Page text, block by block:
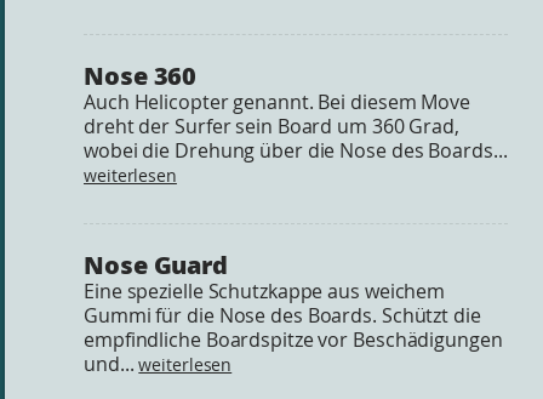
Nose 360
Auch Helicopter genannt. Bei diesem Move
dreht der Surfer sein Board um 360 Grad,
wobei die Drehung über die Nose des Boards...
weiterlesen
Nose Guard
Eine spezielle Schutzkappe aus weichem
Gummi für die Nose des Boards. Schützt die
empfindliche Boardspitze vor Beschädigungen
und...weiterlesen